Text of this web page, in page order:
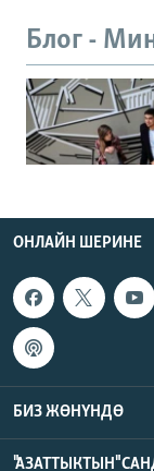
Блог -
ОНЛАЙН ШЕРИНЕ
БИЗ ЖӨНҮНДӨ
"АЗАТТЫКТЫН"